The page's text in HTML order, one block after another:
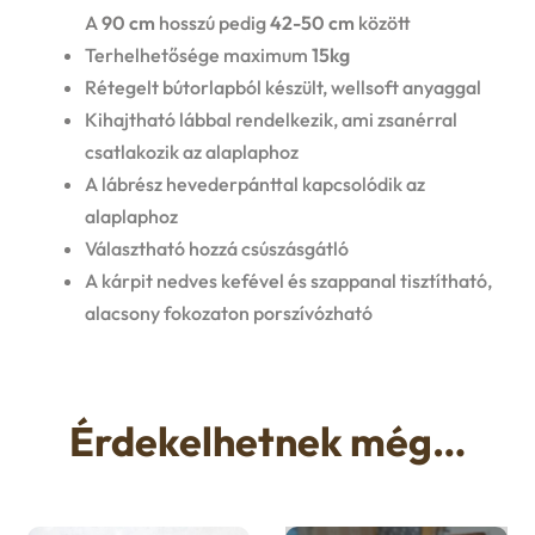
A90 cm hosszú pedig42-50 cm között
Terhelhetősége maximum 15kg
Rétegelt bútorlapból készült, wellsoft anyaggal
Kihajtható lábbal rendelkezik, ami zsanérral
csatlakozik az alaplaphoz
A lábrész hevederpánttal kapcsolódik az
alaplaphoz
Választható hozzá csúszásgátló
A kárpit nedves kefével és szappanal tisztítható,
alacsony fokozaton porszívózható
Érdekelhetnek még…